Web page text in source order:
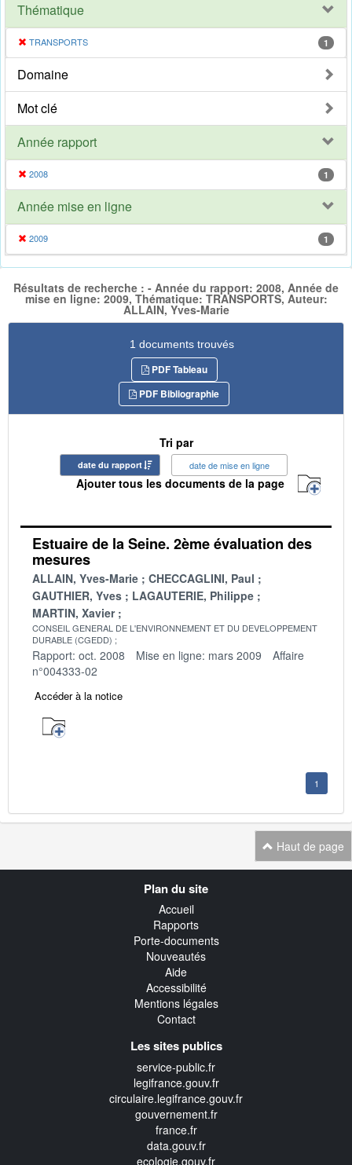
Thématique
TRANSPORTS 1
Domaine
Mot clé
Année rapport
2008 1
Année mise en ligne
2009 1
Résultats de recherche : - Année du rapport: 2008, Année de
mise en ligne: 2009, Thématique: TRANSPORTS, Auteur:
ALLAIN, Yves-Marie
1 documents trouvés
PDF Tableau
PDF Bibliographie
Tri par
date du rapport date de mise en ligne
Ajouter tous les documents de la page
Estuaire de la Seine. 2ème évaluation des
mesures
ALLAIN, Yves-Marie
CHECCAGLINI, Paul
GAUTHIER, Yves
LAGAUTERIE, Philippe
MARTIN, Xavier
CONSEIL GENERAL DE L'ENVIRONNEMENT ET DU DEVELOPPEMENT
DURABLE (CGEDD)
Rapport: oct. 2008 Mise en ligne: mars 2009
Affaire
n°004333-02
Accéder à la notice
1
Haut de page
Plan du site
Accueil
Rapports
Porte-documents
Nouveautés
Aide
Accessibilité
Mentions légales
Contact
Les sites publics
service-public.fr
legifrance.gouv.fr
circulaire.legifrance.gouv.fr
gouvernement.fr
france.fr
data.gouv.fr
ecologie.gouv.fr